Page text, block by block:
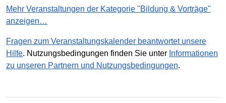
Mehr Veranstaltungen der Kategorie "Bildung & Vorträge"
anzeigen…
Fragen zum Veranstaltungskalender beantwortet unsere
Hilfe. Nutzungsbedingungen finden Sie unter Informationen
zu unseren Partnern und Nutzungsbedingungen.